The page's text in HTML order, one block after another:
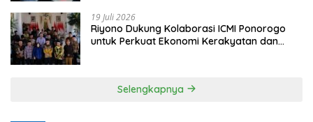
19 Juli 2026
Riyono Dukung Kolaborasi ICMI Ponorogo
untuk Perkuat Ekonomi Kerakyatan dan
Selengkapnya